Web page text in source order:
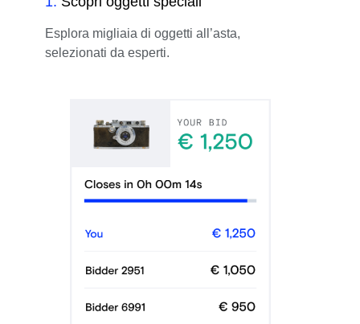
Esplora migliaia di oggetti all’asta,
selezionati da esperti.